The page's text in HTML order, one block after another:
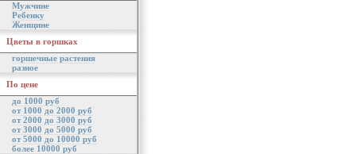
Мужчине
Ребенку
Женщине
Цветы в горшках
горшечные растения
разное
По цене
до 1000 руб
от 1000 до 2000 руб
от 2000 до 3000 руб
от 3000 до 5000 руб
от 5000 до 10000 руб
более 10000 руб